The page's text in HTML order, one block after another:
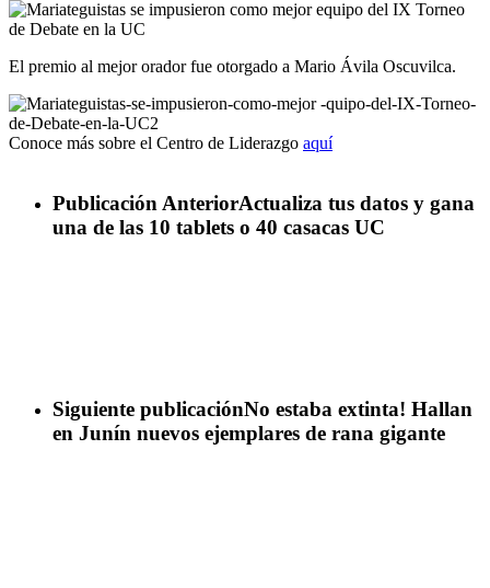
El premio al mejor orador fue otorgado a Mario Ávila Oscuvilca.
Conoce más sobre el Centro de Liderazgo aquí
Publicación AnteriorActualiza tus datos y gana
una de las 10 tablets o 40 casacas UC
Siguiente publicaciónNo estaba extinta! Hallan
en Junín nuevos ejemplares de rana gigante